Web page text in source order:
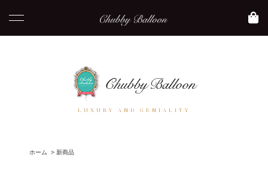
LUXURY AND GENIALITY
ホーム >新商品